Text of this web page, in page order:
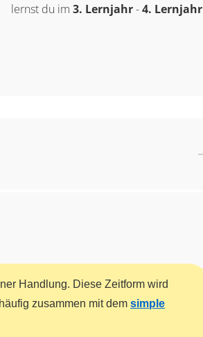
lernst du im 3. Lernjahr-4. Lernjahr
Handlung. Diese Zeitform wird
zusammen mit dem simple